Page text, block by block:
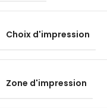
Choix d'impression
Zone d'impression